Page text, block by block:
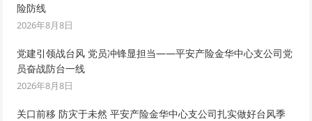
险防线
2026年8月8日
党建引领战台风 党员冲锋显担当——平安产险金华中心支公司党
员奋战防台一线
2026年8月8日
关口前移 防灾于未然 平安产险金华中心支公司扎实做好台风季